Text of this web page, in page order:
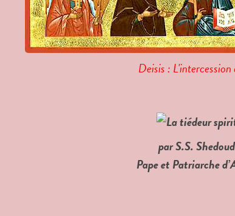
Deisis :
par S.S.
Pape et Patriarche